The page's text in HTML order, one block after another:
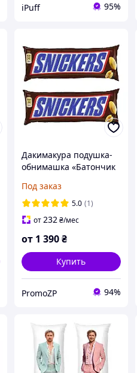
iPuff 95%
Дакимакура подушка-
обнимашка «Батончик
Под заказ
5.0 (1)
от232₴/мес
от 1 390₴
Купить
PromoZP 94%